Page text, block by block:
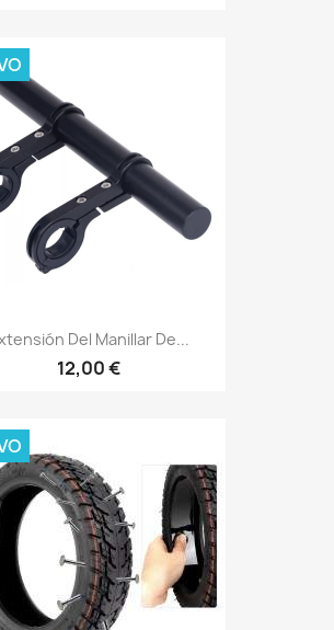
Del Manillar De...
12,00 €